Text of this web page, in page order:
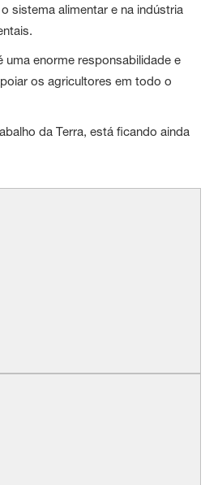
sistema alimentar e na indústria
uma enorme responsabilidade e
os agricultores em todo o
da Terra, está ficando ainda